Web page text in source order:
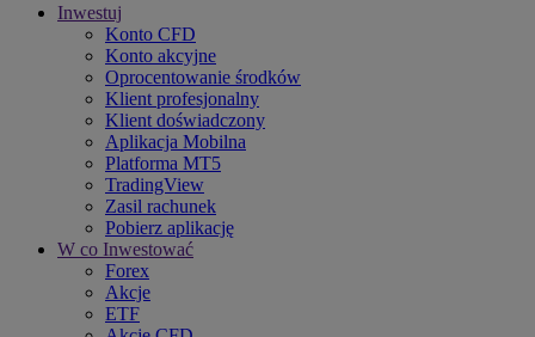
Inwestuj
Konto CFD
Konto akcyjne
Oprocentowanie środków
Klient profesjonalny
Klient doświadczony
Aplikacja Mobilna
Platforma MT5
TradingView
Zasil rachunek
Pobierz aplikację
W co Inwestować
Forex
Akcje
ETF